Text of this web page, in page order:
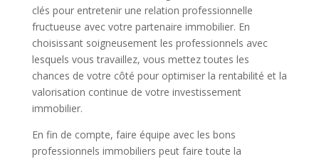
clés pour entretenir une relation professionnelle
fructueuse avec votre partenaire immobilier. En
choisissant soigneusement les professionnels avec
lesquels vous travaillez, vous mettez toutes les
chances de votre côté pour optimiser la rentabilité et la
valorisation continue de votre investissement
immobilier.
En fin de compte, faire équipe avec les bons
professionnels immobiliers peut faire toute la